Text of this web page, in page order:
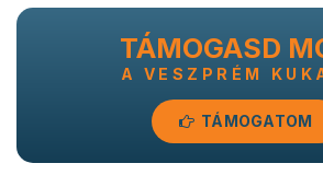
TÁMOGASD
A VESZPRÉM
TÁMOGATOM